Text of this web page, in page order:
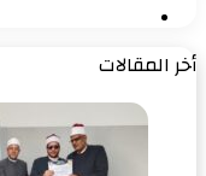
أخر المقالات